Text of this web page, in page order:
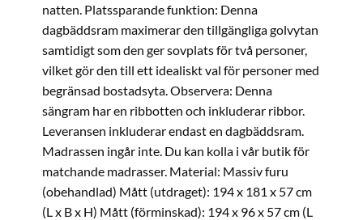
natten. Platssparande funktion: Denna
dagbäddsram maximerar den tillgängliga golvytan
samtidigt som den ger sovplats för två personer,
vilket gör den till ett idealiskt val för personer med
begränsad bostadsyta. Observera: Denna
sängram har en ribbotten och inkluderar ribbor.
Leveransen inkluderar endast en dagbäddsram.
Madrassen ingår inte. Du kan kolla i vår butik för
matchande madrasser. Material: Massiv furu
(obehandlad) Mått (utdraget): 194 x 181 x 57 cm
(L x B x H) Mått (förminskad): 194 x 96 x 57 cm (L